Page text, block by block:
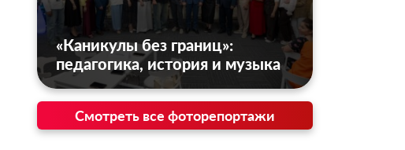
«Каникулы без границ»:
педагогика, история и музыка
Смотреть все фоторепортажи